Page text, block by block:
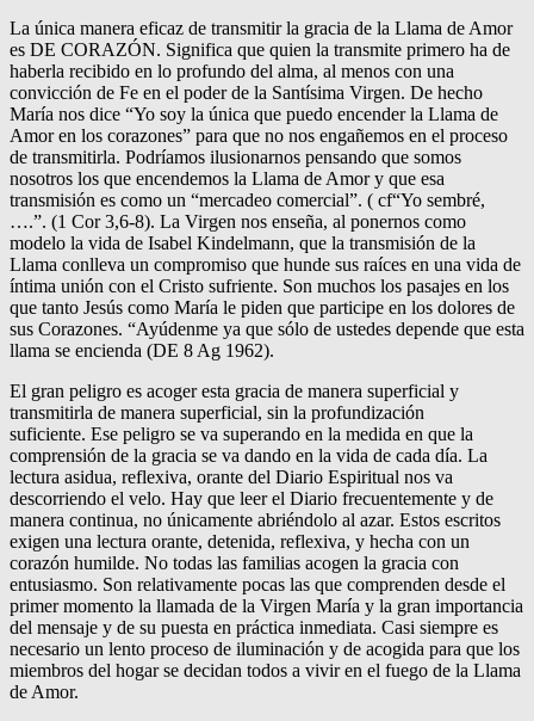
La única manera eficaz de transmitir la gracia de la Llama de Amor
es DE CORAZÓN. Significa que quien la transmite primero ha de
haberla recibido en lo profundo del alma, al menos con una
convicción de Fe en el poder de la Santísima Virgen. De hecho
María nos dice “Yo soy la única que puedo encender la Llama de
Amor en los corazones” para que no nos engañemos en el proceso
de transmitirla. Podríamos ilusionarnos pensando que somos
nosotros los que encendemos la Llama de Amor y que esa
transmisión es como un “mercadeo comercial”. ( cf“Yo sembré,
….”. (1 Cor 3,6-8). La Virgen nos enseña, al ponernos como
modelo la vida de Isabel Kindelmann, que la transmisión de la
Llama conlleva un compromiso que hunde sus raíces en una vida de
íntima unión con el Cristo sufriente. Son muchos los pasajes en los
que tanto Jesús como María le piden que participe en los dolores de
sus Corazones. “Ayúdenme ya que sólo de ustedes depende que esta
llama se encienda (DE 8 Ag 1962).
El gran peligro es acoger esta gracia de manera superficial y
transmitirla de manera superficial, sin la profundización
suficiente. Ese peligro se va superando en la medida en que la
comprensión de la gracia se va dando en la vida de cada día. La
lectura asidua, reflexiva, orante del Diario Espiritual nos va
descorriendo el velo. Hay que leer el Diario frecuentemente y de
manera continua, no únicamente abriéndolo al azar. Estos escritos
exigen una lectura orante, detenida, reflexiva, y hecha con un
corazón humilde. No todas las familias acogen la gracia con
entusiasmo. Son relativamente pocas las que comprenden desde el
primer momento la llamada de la Virgen María y la gran importancia
del mensaje y de su puesta en práctica inmediata. Casi siempre es
necesario un lento proceso de iluminación y de acogida para que los
miembros del hogar se decidan todos a vivir en el fuego de la Llama
de Amor.